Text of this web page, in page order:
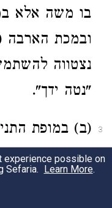
בו משה אלא
ובמכת הארבה
נצטווה
"נטה ידך".
3 (ב) במופת
ברור שהיה
בציווי, הן
experience possible on
Sefaria. Learn More.